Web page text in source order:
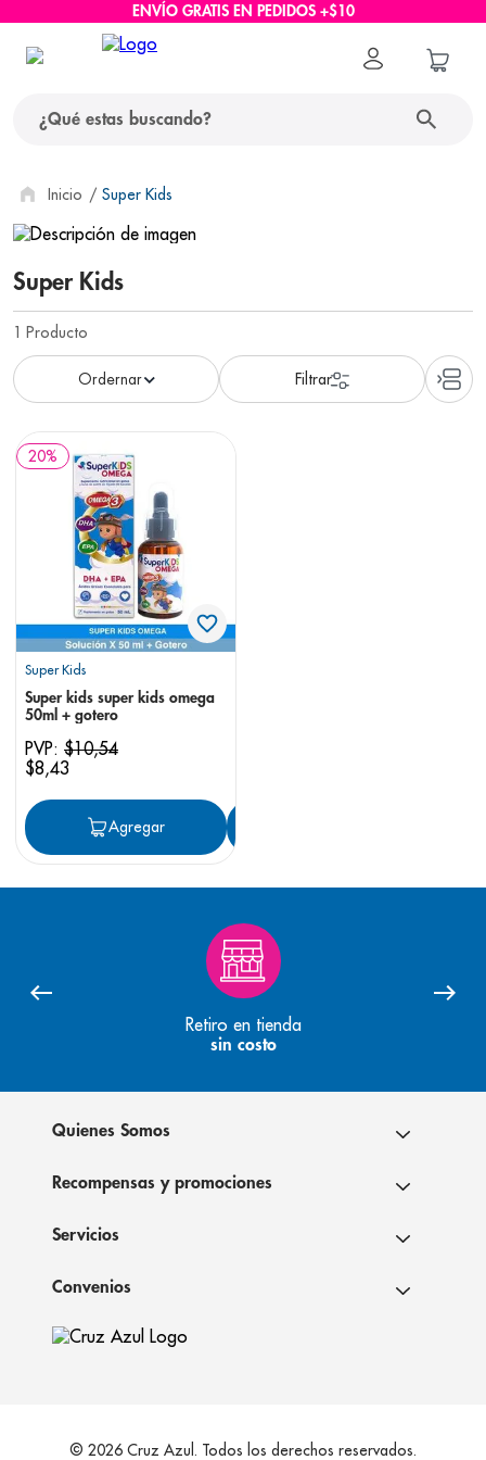
ENVÍO GRATIS EN PEDIDOS +$10
Super Kids
Super Kids
1 Producto
20%
Super Kids
Super kids super kids omega
50ml + gotero
PVP: $10,54
$8,43
Agregar
Retiro en tienda
sin costo
Quienes Somos
Recompensas y promociones
Servicios
Convenios
© 2026 Cruz Azul. Todos los derechos reservados.
términos más buscados
1. protector solar
2. pañales
3
4. cerave
6. bioderma
7. shampoo
pediasure
panolini
prueba embarazo